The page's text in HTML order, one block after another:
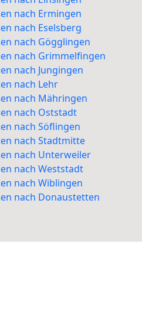
nach Ermingen
nach Eselsberg
nach Gögglingen
nach Grimmelfingen
nach Jungingen
nach Lehr
nach Mähringen
nach Oststadt
nach Söflingen
nach Stadtmitte
nach Unterweiler
nach Weststadt
nach Wiblingen
nach Donaustetten